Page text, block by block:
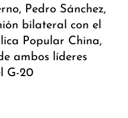
Pedro Sánchez,
bilateral con el
Popular China,
ambos líderes
G-20